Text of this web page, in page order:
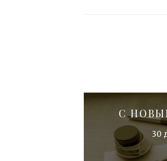
С
30